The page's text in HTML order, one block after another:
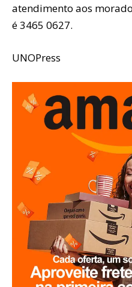
atendimento aos
é 3465 0627.
UNOPress